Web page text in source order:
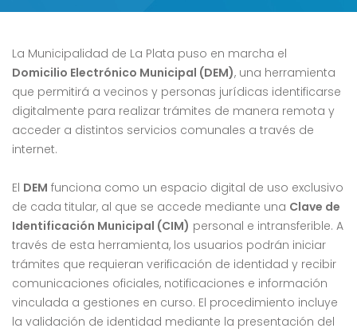
La Municipalidad de La Plata puso en marcha el
Domicilio Electrónico Municipal (DEM), una herramienta
que permitirá a vecinos y personas jurídicas identificarse
digitalmente para realizar trámites de manera remota y
acceder a distintos servicios comunales a través de
internet.
El DEM funciona como un espacio digital de uso exclusivo
de cada titular, al que se accede mediante una Clave de
Identificación Municipal (CIM) personal e intransferible. A
través de esta herramienta, los usuarios podrán iniciar
trámites que requieran verificación de identidad y recibir
comunicaciones oficiales, notificaciones e información
vinculada a gestiones en curso. El procedimiento incluye
la validación de identidad mediante la presentación del